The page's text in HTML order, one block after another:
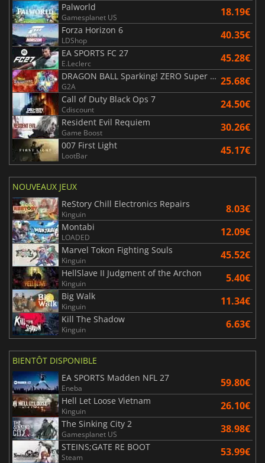
Palworld
Gamesplanet US 18.19€
Forza Horizon 6
LDShop 40.35€
EA SPORTS FC 27
E.Leclerc 45.28€
DRAGON BALL Sparking! ZERO Super Limit Breaking NEO
G2A 25.68€
Call of Duty Black Ops 7
Cdiscount 24.50€
Resident Evil Requiem
Game Boost 30.26€
007 First Light
LootBar 45.17€
NOUVEAUX JEUX
ReStory Chill Electronics Repairs
Kinguin 8.03€
Montabi
LOADED 12.09€
Marvel Tokon Fighting Souls
Kinguin 45.52€
HellSlave II Judgment of the Archon
Kinguin 5.40€
Big Walk
Kinguin 11.34€
Kill The Shadow
Kinguin 6.63€
BIENTÔT DISPONIBLE
EA SPORTS Madden NFL 27
Eneba 59.80€
Hell Let Loose Vietnam
Kinguin 26.10€
The Sinking City 2
Gamesplanet US 38.98€
STEINS;GATE RE BOOT
Steam 53.99€